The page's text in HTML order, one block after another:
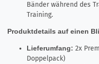
Bänder während des
Training.
Produktdetails auf einen
Lieferumfang: 2x
Doppelpack)